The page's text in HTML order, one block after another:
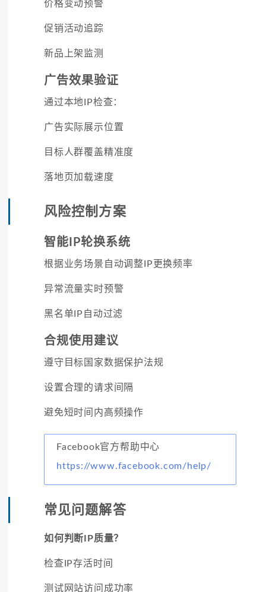
价格变动预警
促销活动追踪
新品上架监测
广告效果验证
通过本地IP检查：
广告实际展示位置
目标人群覆盖精准度
落地页加载速度
风险控制方案
智能IP轮换系统
根据业务场景自动调整IP更换频率
异常流量实时预警
黑名单IP自动过滤
合规使用建议
遵守目标国家数据保护法规
设置合理的请求间隔
避免短时间内高频操作
Facebook官方帮助中心
https://www.facebook.com/help/
常见问题解答
如何判断IP质量？
检查IP存活时间
测试网站访问成功率